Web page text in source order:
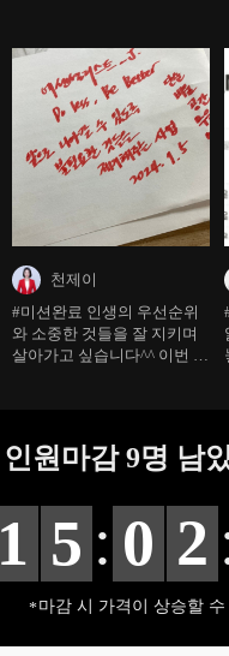
천제이
#미션완료 인생의 우선순위
와 소중한 것들을 잘 지키며
살아가고 싶습니다^^ 이번 강
니다.
인원마감9명 남
1 5 : 0 2
마감 시 가격이 상승할